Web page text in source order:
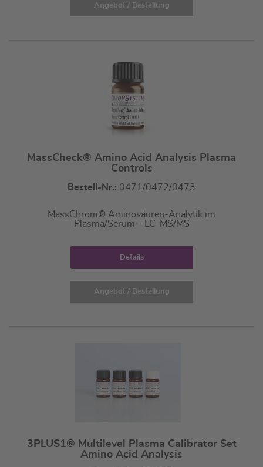
Angebot / Bestellung
MassCheck® Amino Acid Analysis Plasma
Controls
Bestell-Nr.: 0471/0472/0473
MassChrom® Aminosäuren-Analytik im
Plasma/Serum – LC-MS/MS
Details
Angebot / Bestellung
3PLUS1® Multilevel Plasma Calibrator Set
Amino Acid Analysis